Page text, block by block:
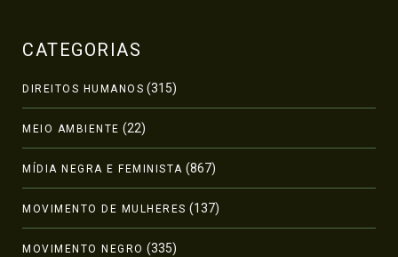
CATEGORIAS
DIREITOS HUMANOS (315)
MEIO AMBIENTE (22)
MÍDIA NEGRA E FEMINISTA (867)
MOVIMENTO DE MULHERES (137)
MOVIMENTO NEGRO (335)